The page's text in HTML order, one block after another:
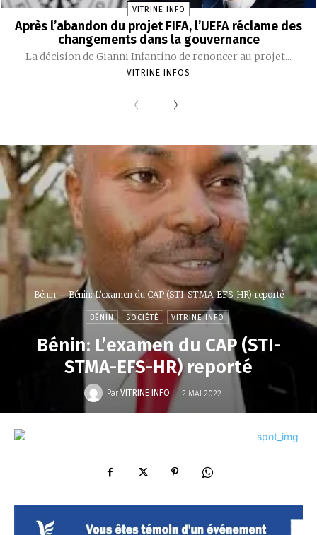
VITRINE INFO
Après l’abandon du projet FIFA, l’UEFA réclame des
changements dans la gouvernance
La décision de Gianni Infantino de renoncer au projet...
VITRINE INFOS